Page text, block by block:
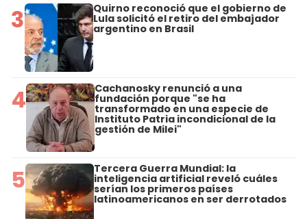
3 Quirno reconoció que el gobierno de
Lula solicitó el retiro del embajador
argentino en Brasil
4 Cachanosky renunció a una
fundación porque "se ha
transformado en una especie de
Instituto Patria incondicional de la
gestión de Milei"
5 Tercera Guerra Mundial: la
inteligencia artificial reveló cuáles
serían los primeros países
latinoamericanos en ser derrotados